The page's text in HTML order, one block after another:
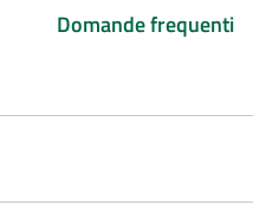
Domande frequenti